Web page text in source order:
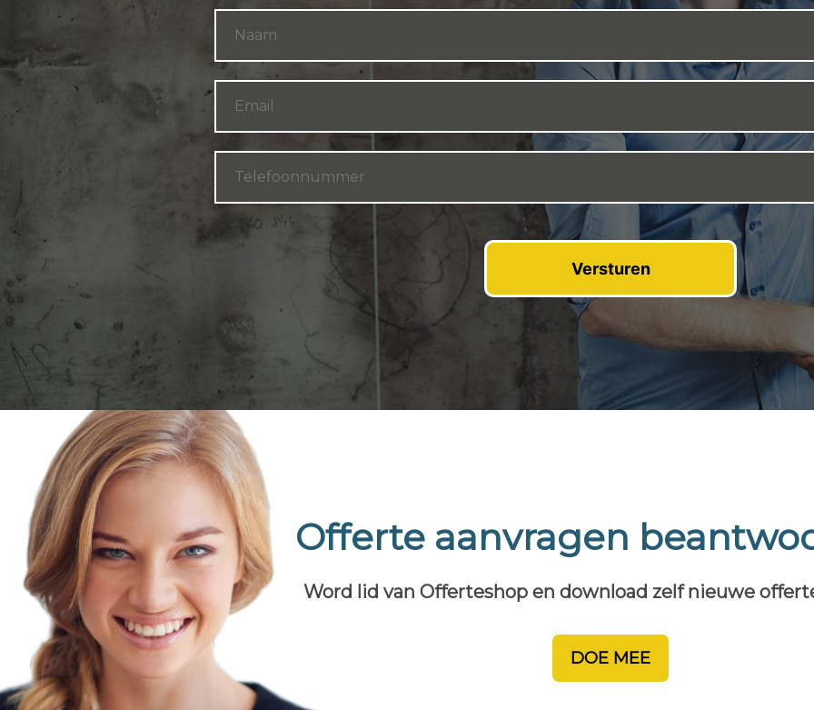
Offerte aanvragen
Word lid van Offerteshop en download zelf nieuwe
DOE MEE